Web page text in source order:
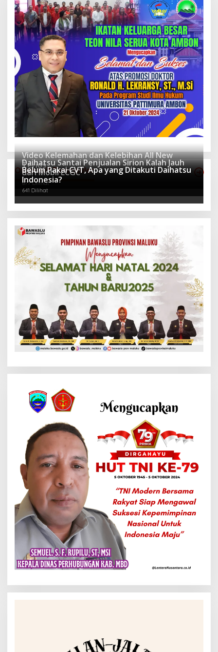
Otomotif Terpopuler
Video Kelemahan dan Kelebihan All New
Terios
939 Dilihat
Daihatsu Santai Penjualan Sirion Kalah Jauh
dari Mobil LCGC
677 Dilihat
Belum Pakai CVT, Apa yang Ditakuti Daihatsu
Indonesia?
641 Dilihat